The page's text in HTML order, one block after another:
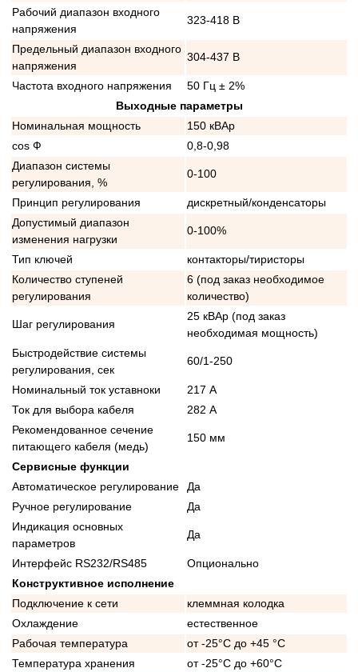
Рабочий диапазон входного
напряжения
323-418 В
Предельный диапазон входного
напряжения
304-437 В
Частота входного напряжения
50 Гц ± 2%
Выходные параметры
Номинальная мощность
150 кВАр
cos Ф
0,8-0,98
Диапазон системы
регулирования, %
0-100
Принцип регулирования
дискретный/конденсаторы
Допустимый диапазон
изменения нагрузки
0-100%
Тип ключей
контакторы/тиристоры
Количество ступеней
регулирования
6 (под заказ необходимое
количество)
Шаг регулирования
25 кВАр (под заказ
необходимая мощность)
Быстродействие системы
регулирования, сек
60/1-250
Номинальный ток уставноки
217 А
Ток для выбора кабеля
282 А
Рекомендованное сечение
питающего кабеля (медь)
150 мм
Сервисные функции
Автоматическое регулирование
Да
Ручное регулирование
Да
Индикация основных
параметров
Да
Интерфейс RS232/RS485
Опционально
Конструктивное исполнение
Подключение к сети
клеммная колодка
Охлаждение
естественное
Рабочая температура
от -25°C до +45 °C
Температура хранения
от -25°C до +60°C